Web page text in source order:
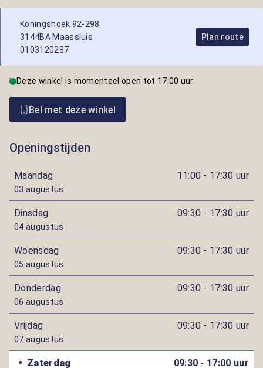
Koningshoek 92-298
3144BA Maassluis
0103120287
Plan route
Deze winkel is momenteel open tot 17:00 uur
Bel met deze winkel
Openingstijden
Maandag
03 augustus
11:00 - 17:30 uur
Dinsdag
04 augustus
09:30 - 17:30 uur
Woensdag
05 augustus
09:30 - 17:30 uur
Donderdag
06 augustus
09:30 - 17:30 uur
Vrijdag
07 augustus
09:30 - 17:30 uur
Zaterdag 09:30 - 17:00 uur